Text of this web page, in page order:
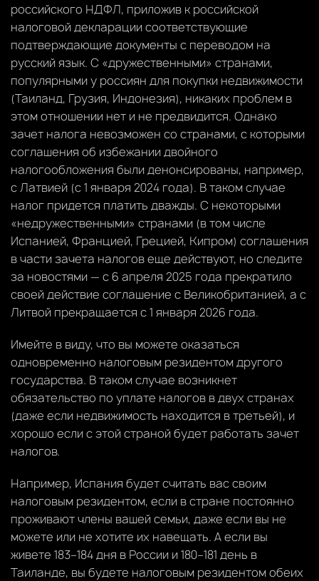
российского НДФЛ, приложив к российской
налоговой декларации соответствующие
подтверждающие документы с переводом на
русский язык. С «дружественными» странами,
популярными у россиян для покупки недвижимости
(Таиланд, Грузия, Индонезия), никаких проблем в
этом отношении нет и не предвидится. Однако
зачет налога невозможен со странами, с которыми
соглашения об избежании двойного
налогообложения были денонсированы, например,
с Латвией (с 1 января 2024 года). В таком случае
налог придется платить дважды. С некоторыми
«недружественными» странами (в том числе
Испанией, Францией, Грецией, Кипром) соглашения
в части зачета налогов еще действуют, но следите
за новостями — с 6 апреля 2025 года прекратило
своей действие соглашение с Великобританией, а с
Литвой прекращается с 1 января 2026 года.
Имейте в виду, что вы можете оказаться
одновременно налоговым резидентом другого
государства. В таком случае возникнет
обязательство по уплате налогов в двух странах
(даже если недвижимость находится в третьей), и
хорошо если с этой страной будет работать зачет
налогов.
Например, Испания будет считать вас своим
налоговым резидентом, если в стране постоянно
проживают члены вашей семьи, даже если вы не
можете или не хотите их навещать. А если вы
живете 183–184 дня в России и 180–181 день в
Таиланде, вы будете налоговым резидентом обеих